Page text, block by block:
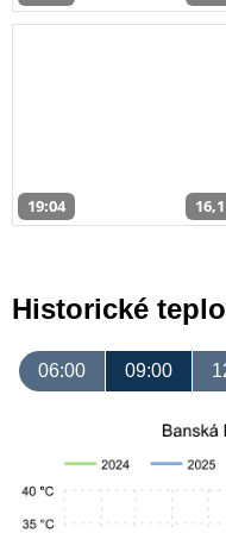
19:04
Historické
06:00 09:00